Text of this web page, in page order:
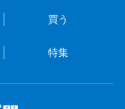
買う
特集